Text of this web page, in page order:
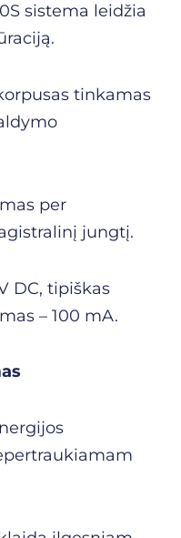
sistema leidžia
tinkamas
per
jungtį.
DC, tipiškas
– 100 mA.